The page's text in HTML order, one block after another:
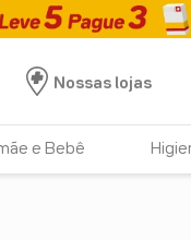
Nossas lojas
e Bebê